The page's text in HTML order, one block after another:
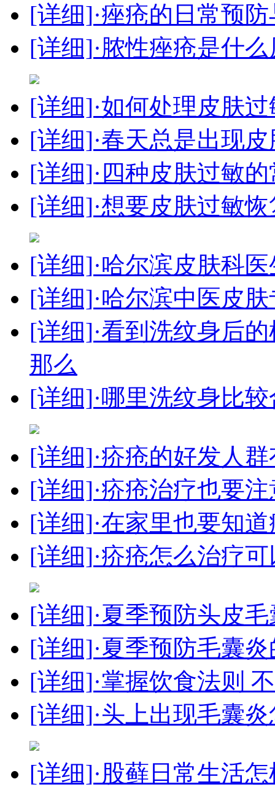
[详细]·痤疮的日常预
[详细]·脓性痤疮是什
[详细]·如何处理皮肤
[详细]·春天总是出现
[详细]·四种皮肤过敏
[详细]·想要皮肤过敏
[详细]·哈尔滨皮肤科
[详细]·哈尔滨中医皮
[详细]·看到洗纹身后
那么
[详细]·哪里洗纹身比
[详细]·疥疮的好发人
[详细]·疥疮治疗也要
[详细]·在家里也要知
[详细]·疥疮怎么治疗
[详细]·夏季预防头皮
[详细]·夏季预防毛囊
[详细]·掌握饮食法则
[详细]·头上出现毛囊
[详细]·股藓日常生活